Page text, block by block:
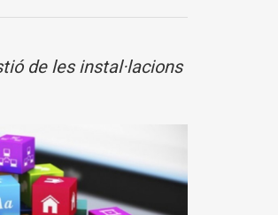
de les instal·lacions